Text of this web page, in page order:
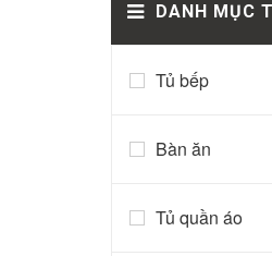
DANH MỤC
Tủ bếp
Bàn ăn
Tủ quần áo